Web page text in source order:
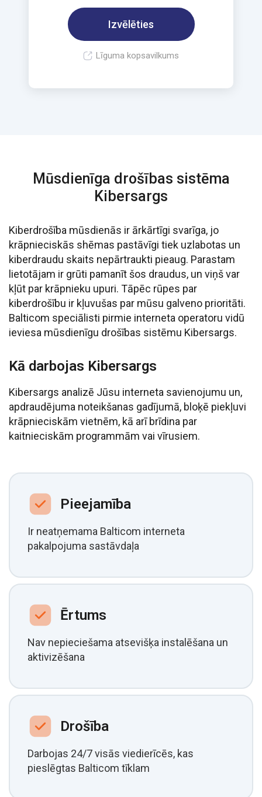
Izvēlēties
Līguma kopsavilkums
Mūsdienīga drošības sistēma
Kibersargs
Kiberdrošība mūsdienās ir ārkārtīgi svarīga, jo
krāpnieciskās shēmas pastāvīgi tiek uzlabotas un
kiberdraudu skaits nepārtraukti pieaug. Parastam
lietotājam ir grūti pamanīt šos draudus, un viņš var
kļūt par krāpnieku upuri. Tāpēc rūpes par
kiberdrošību ir kļuvušas par mūsu galveno prioritāti.
Balticom speciālisti pirmie interneta operatoru vidū
ieviesa mūsdienīgu drošības sistēmu Kibersargs.
Kā darbojas Kibersargs
Kibersargs analizē Jūsu interneta savienojumu un,
apdraudējuma noteikšanas gadījumā, bloķē piekļuvi
krāpnieciskām vietnēm, kā arī brīdina par
kaitnieciskām programmām vai vīrusiem.
Pieejamība
Ir neatņemama Balticom interneta
pakalpojuma sastāvdaļa
Ērtums
Nav nepieciešama atsevišķa instalēšana un
aktivizēšana
Drošība
Darbojas 24/7 visās viedierīcēs, kas
pieslēgtas Balticom tīklam